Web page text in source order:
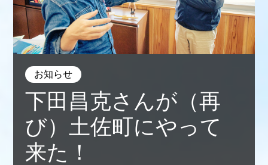
お知らせ
下田昌克さんが（再
び）土佐町にやって
来た！